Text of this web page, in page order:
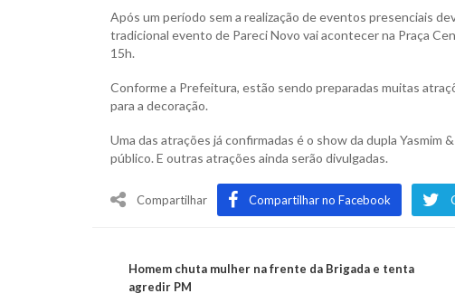
Após um período sem a realização de eventos presenciais
tradicional evento de Pareci Novo vai acontecer na Praça
15h.
Conforme a Prefeitura, estão sendo preparadas muitas
para a decoração.
Uma das atrações já confirmadas é o show da dupla
público. E outras atrações ainda serão divulgadas.
Compartilhar Compartilhar no Facebook
Homem chuta mulher na frente da Brigada e tenta
agredir PM